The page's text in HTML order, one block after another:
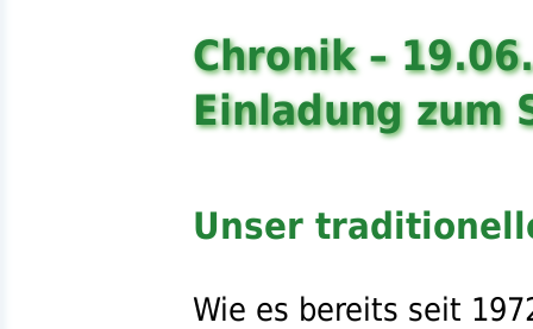
Chronik –
Einladung zum
Unser
Wie es bereits seit